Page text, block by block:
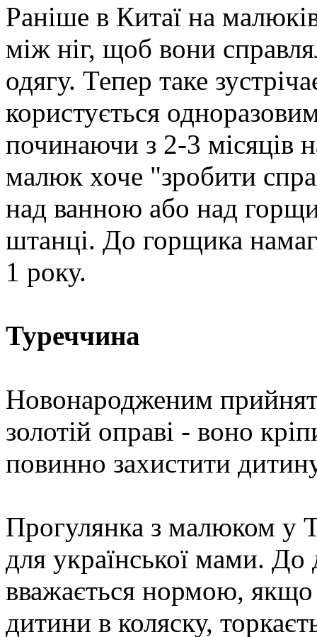
Раніше в Китаї на
між ніг, щоб вони
одягу. Тепер таке
користується
починаючи з 2-3 місяців
малюк хоче "зробити
над ванною або над
штанці. До горщика
1 року.
Туреччина
Новонародженим
золотій оправі - воно
повинно захистити
Прогулянка з малюком у
для української мами. До
вважається нормою, якщо
дитини в коляску,